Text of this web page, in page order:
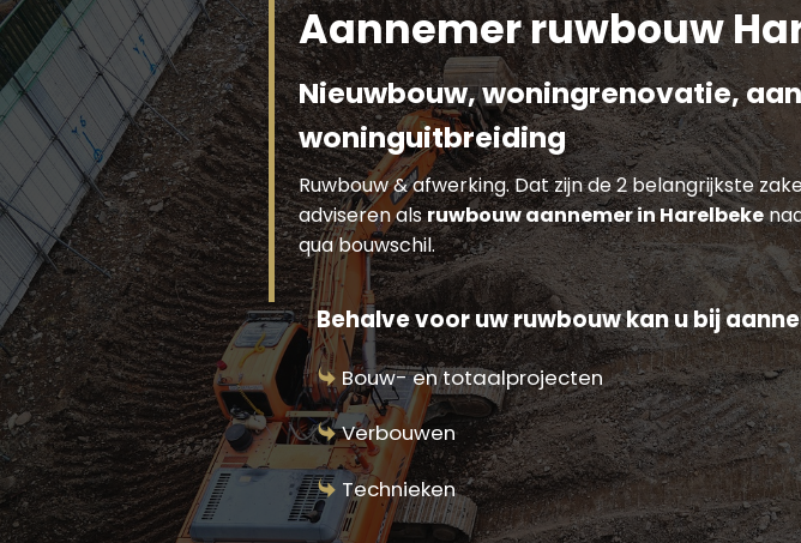
Aannemer ruwbouw
Nieuwbouw, woningrenovatie,
woninguitbreiding
Ruwbouw & afwerking. Dat zijn de 2 belangrijkste
adviseren alsruwbouw aannemer in Harelbeke
qua bouwschil.
Behalve voor uw ruwbouw kan u bij
Bouw- en totaalprojecten
Verbouwen
Technieken